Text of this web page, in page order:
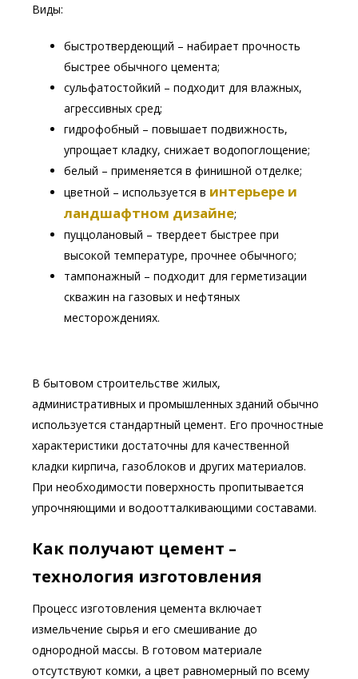
Виды:
быстротвердеющий – набирает прочность
быстрее обычного цемента;
сульфатостойкий – подходит для влажных,
агрессивных сред;
гидрофобный – повышает подвижность,
упрощает кладку, снижает водопоглощение;
белый – применяется в финишной отделке;
цветной – используется в интерьере и
ландшафтном дизайне;
пуццолановый – твердеет быстрее при
высокой температуре, прочнее обычного;
тампонажный – подходит для герметизации
скважин на газовых и нефтяных
месторождениях.
В бытовом строительстве жилых,
административных и промышленных зданий обычно
используется стандартный цемент. Его прочностные
характеристики достаточны для качественной
кладки кирпича, газоблоков и других материалов.
При необходимости поверхность пропитывается
упрочняющими и водоотталкивающими составами.
Как получают цемент –
технология изготовления
Процесс изготовления цемента включает
измельчение сырья и его смешивание до
однородной массы. В готовом материале
отсутствуют комки, а цвет равномерный по всему